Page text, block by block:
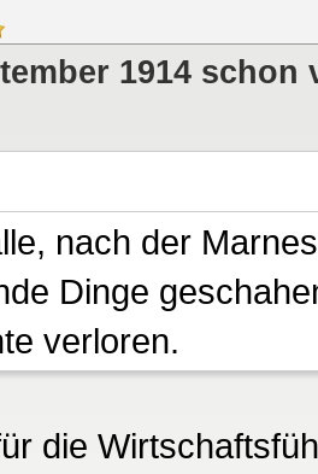
1914 schon
nach der
Dinge
verloren.
die